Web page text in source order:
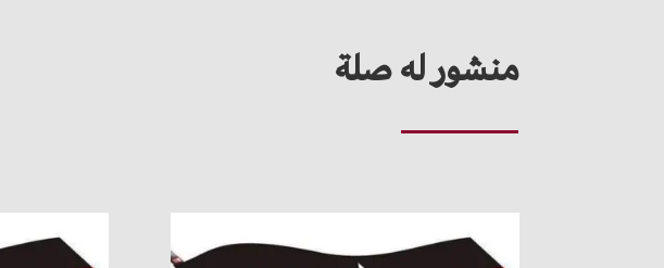
منشور له صلة